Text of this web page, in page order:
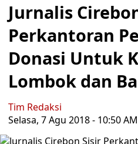
Jurnalis
Perkantoran
Donasi Untuk
Lombok dan
Tim Redaksi
Selasa, 7 Agu 2018 - 10:50 AM